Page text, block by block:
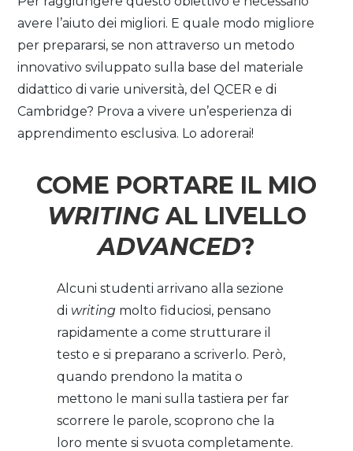
avere l’aiuto dei migliori. E quale modo migliore
per prepararsi, se non attraverso un metodo
innovativo sviluppato sulla base del materiale
didattico di varie università, del QCER e di
Cambridge? Prova a vivere un’esperienza di
apprendimento esclusiva. Lo adorerai!
COME PORTARE IL MIO
WRITINGAL LIVELLO
ADVANCED?
Alcuni studenti arrivano alla sezione
di writing molto fiduciosi, pensano
rapidamente a come strutturare il
testo e si preparano a scriverlo. Però,
quando prendono la matita o
mettono le mani sulla tastiera per far
scorrere le parole, scoprono che la
loro mente si svuota completamente.